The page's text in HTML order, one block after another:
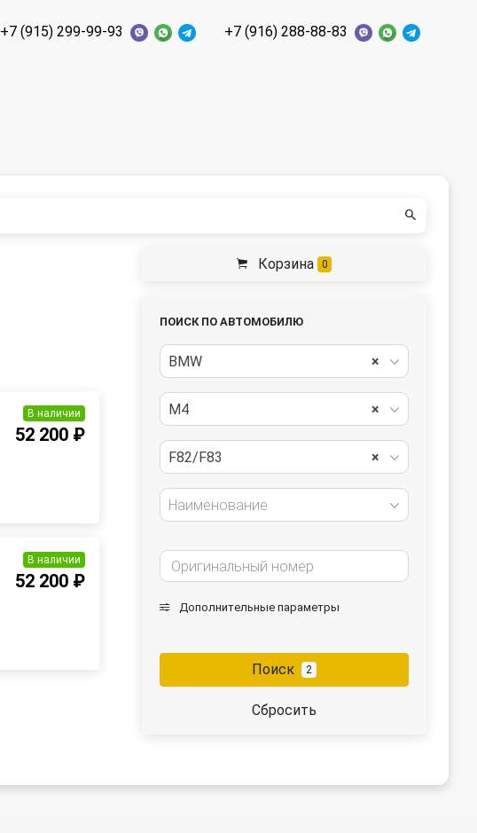
+7 (915) 299-99-93 +7 (916) 288-88-83
В наличии
52 200 ₽
В наличии
52 200 ₽
Корзина 0
ПОИСК ПО АВТОМОБИЛЮ
×
BMW
×
M4
×
F82/F83
Наименование
Дополнительные параметры
Поиск 2
Сбросить